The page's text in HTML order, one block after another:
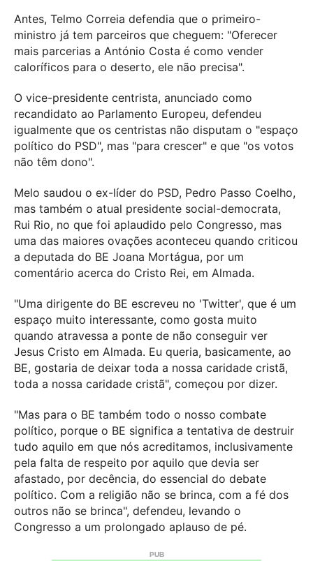
Antes, Telmo Correia defendia que o primeiro-
ministro já tem parceiros que cheguem: "Oferecer
mais parcerias a António Costa é como vender
caloríficos para o deserto, ele não precisa".
O vice-presidente centrista, anunciado como
recandidato ao Parlamento Europeu, defendeu
igualmente que os centristas não disputam o "espaço
político do PSD", mas "para crescer" e que "os votos
não têm dono".
Melo saudou o ex-líder do PSD, Pedro Passo Coelho,
mas também o atual presidente social-democrata,
Rui Rio, no que foi aplaudido pelo Congresso, mas
uma das maiores ovações aconteceu quando criticou
a deputada do BE Joana Mortágua, por um
comentário acerca do Cristo Rei, em Almada.
"Uma dirigente do BE escreveu no 'Twitter', que é um
espaço muito interessante, como gosta muito
quando atravessa a ponte de não conseguir ver
Jesus Cristo em Almada. Eu queria, basicamente, ao
BE, gostaria de deixar toda a nossa caridade cristã,
toda a nossa caridade cristã", começou por dizer.
"Mas para o BE também todo o nosso combate
político, porque o BE significa a tentativa de destruir
tudo aquilo em que nós acreditamos, inclusivamente
pela falta de respeito por aquilo que devia ser
afastado, por decência, do essencial do debate
político. Com a religião não se brinca, com a fé dos
outros não se brinca", defendeu, levando o
Congresso a um prolongado aplauso de pé.